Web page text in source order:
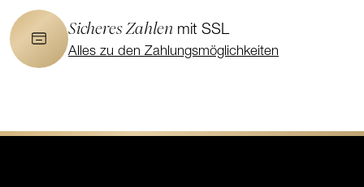
Sicheres Zahlen mit SSL
Alles zu den Zahlungsmöglichkeiten